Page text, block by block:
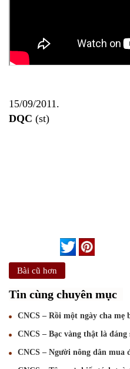
15/09/2011.
DQC (st)
Bài cũ hơn
Tin cùng chuyên mục
CNCS – Rồi một ngày cha mẹ
CNCS – Bạc vàng thật là đáng
CNCS – Người nông dân mua